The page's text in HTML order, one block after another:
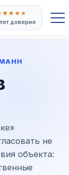
★★★★
доверия
не
объекта: